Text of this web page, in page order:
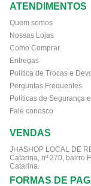
ATENDIMENTOS
Quem somos
Nossas Lojas
Como Comprar
Entregas
Política de Trocas e
Perguntas Frequentes
Políticas de Segurança
Fale conosco
VENDAS
JHASHOP LOCAL DE
Catarina, nº 270, bairro
Catarina.
FORMAS DE